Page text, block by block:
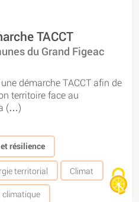
TACCT
du Grand Figeac
démarche TACCT afin de
territoire face au
(…)
résilience
territorial Climat